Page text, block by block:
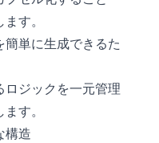
す。
単に生成できるた
ジックを一元管理
す。
構造